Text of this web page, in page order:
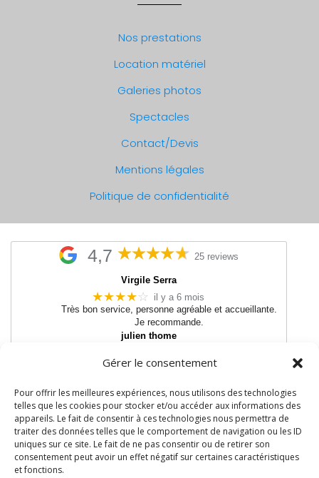
Gérer le consentement
Pour offrir les meilleures expériences, nous utilisons des technologies
telles que les cookies pour stocker et/ou accéder aux informations des
appareils. Le fait de consentir à ces technologies nous permettra de
traiter des données telles que le comportement de navigation ou les ID
uniques sur ce site. Le fait de ne pas consentir ou de retirer son
consentement peut avoir un effet négatif sur certaines caractéristiques
et fonctions.
Nos prestations
Location matériel
Galeries photos
Spectacles
Contact/Devis
Mentions légales
Politique de confidentialité
4,7 25 reviews
Virgile Serra
★★★★☆
il y a 6 mois
Très bon service, personne agréable et accueillante.
Je recommande.
julien thome
Très bon matos
● ● ●
06 64 67 88 61